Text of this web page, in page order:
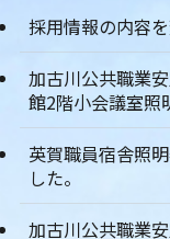
採用情報の内容
加古川公共職業
館2階小会議室照
英賀職員宿舎照
した。
加古川公共職業